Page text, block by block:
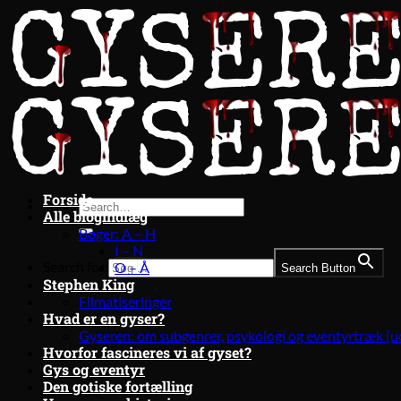
Fortsæt
til
indhold
Search Button
Forside
Alle blogindlæg
Bøger: A – H
I – N
O – Å
Stephen King
Filmatiseringer
Hvad er en gyser?
Gyseren: om subgenrer, psykologi og eventyrtræk
Hvorfor fascineres vi af gyset?
Gys og eventyr
Den gotiske fortælling